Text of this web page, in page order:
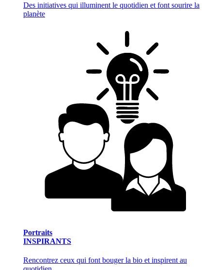
Des initiatives qui illuminent le quotidien et font sourire la
planète
Portraits
INSPIRANTS
Rencontrez ceux qui font bouger la bio et inspirent au